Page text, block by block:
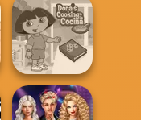
BFF Math Class